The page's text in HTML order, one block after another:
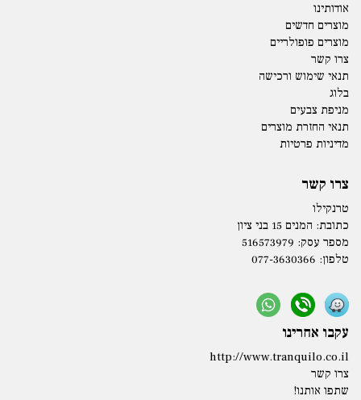
אודותינו
מוצרים חדשים
מוצרים פופולריים
צרו קשר
תנאי שימוש ורכישה
בלוג
מניפת צבעים
תנאי החזרת מוצרים
מדיניות פרטיות
צרו קשר
טרנקילו
כתובת: המנים 15 בני ציון
מספר עסק: 516573979
טלפון: 077-3630366
עקבו אחרינו
http://www.tranquilo.co.il
צרו קשר
שתפו אותנו!